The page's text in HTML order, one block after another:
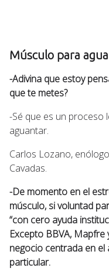
Músculo para
-Adivina que estoy
que te metes?
-Sé que es un proceso
aguantar.
Carlos Lozano,
Cavadas.
-De momento en el
músculo, si voluntad
“con cero ayuda
Excepto BBVA,
negocio centrada en
particular.